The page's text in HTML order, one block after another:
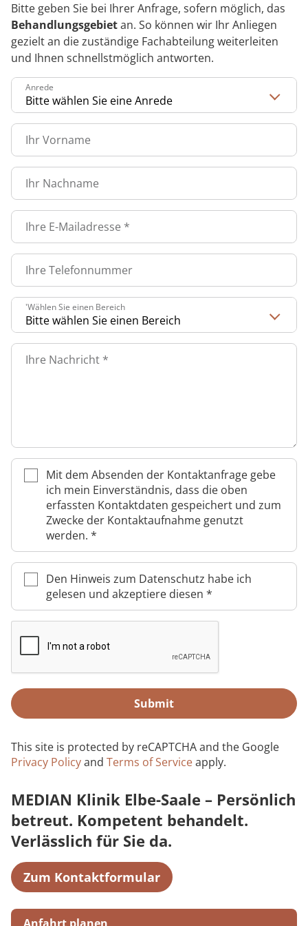
Anreise
FAQs
Kontakt
Kosten & Kostenträger
Zuzahlung & Befreiung
Checkliste zum Start
Kinder-und Jugendreha
Gastroenterologie
Stoffwechselerkrankungen
Geriatrie
Gynäkologie
HTS & Cochlea
Long Covid
Onkologie
Pneumologie
Rheumatologie
Prävention
Nachsorge
Qualität & Expertise
Energiepolitik
Publikationsdatenbank
Ihr Weg zu MEDIAN
Kosten & Kostenträger
Zuzahlung & Befreiung
Reha FAQ
Reha Checkliste
Zuweiser
Über MEDIAN
Kooperationen
Presse
Blog
Karriere
Bitte geben Sie bei Ihrer Anfrage, sofern möglich, das
Behandlungsgebietan. So können wir Ihr Anliegen
gezielt an die zuständige Fachabteilung weiterleiten
und Ihnen schnellstmöglich antworten.
Anrede
Ihr Vorname
Ihr Nachname
Ihre E-Mailadresse *
Ihre Telefonnummer
'Wählen Sie einen Bereich
Ihre Nachricht *
Mit dem Absenden der Kontaktanfrage gebe
ich mein Einverständnis, dass die oben
erfassten Kontaktdaten gespeichert und zum
Zwecke der Kontaktaufnahme genutzt
werden. *
Den Hinweis zum Datenschutz habe ich
gelesen und akzeptiere diesen *
Submit
This site is protected by reCAPTCHA and the Google
Privacy Policyand Terms of Serviceapply.
MEDIAN Klinik Elbe-Saale – Persönlich
betreut. Kompetent behandelt.
Verlässlich für Sie da.
Zum Kontaktformular